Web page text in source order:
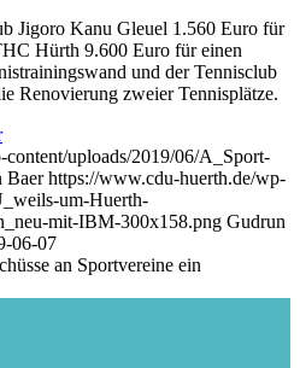
Jigoro Kanu Gleuel 1.560 Euro für
Hürth 9.600 Euro für einen
und der Tennisclub
Renovierung zweier Tennisplätze.
uploads/2019/06/A_Sport-
Baer https://www.cdu-huerth.de/wp-
um-Huerth-
mit-IBM-300x158.png Gudrun
06-07
an Sportvereine ein